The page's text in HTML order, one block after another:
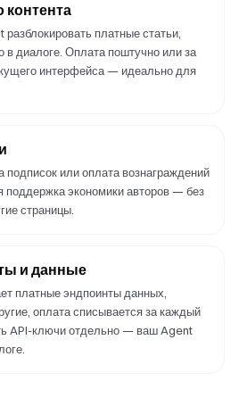
платные статьи,
в диалоге. Оплата поштучно или за
интерфейса — идеально для
подписок или оплата вознаграждений
поддержка экономики авторов — без
страницы.
и данные
платные эндпоинты данных,
оплата списывается за каждый
API-ключи отдельно — ваш Agent